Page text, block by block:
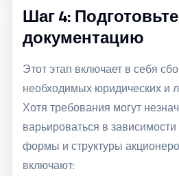
Шаг 4:
документацию
Этот этап включает в себя
необходимых юридических и
Хотя требования могут
варьироваться в
формы и структуры
включают: